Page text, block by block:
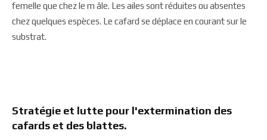
femelle que chez le m âle. Les ailes sont réduites ou absentes
chez quelques espèces. Le cafard se déplace en courant sur le
substrat.
Stratégie et lutte pour l'extermination des
cafards et des blattes.